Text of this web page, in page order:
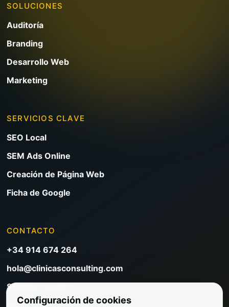
SOLUCIONES
Auditoría
Branding
Desarrollo Web
Marketing
SERVICIOS CLAVE
SEO Local
SEM Ads Online
Creación de Página Web
Ficha de Google
CONTACTO
+34 914 674 264
hola@clinicasconsulting.com
Solicitar reunión
Blog de marketing clínico
Configuración de cookies